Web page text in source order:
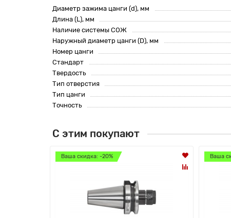
Диаметр зажима цанги (d), мм
Длина (L), мм
Наличие системы СОЖ
Наружный диаметр цанги (D), мм
Номер цанги
Стандарт
Твердость
Тип отверстия
Тип цанги
Точность
С этим покупают
Ваша скидка: -20% Ваша